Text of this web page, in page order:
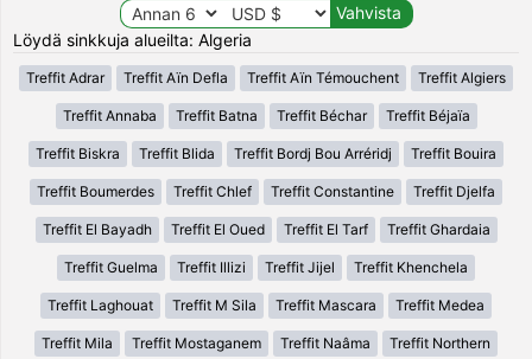
Löydä sinkkuja alueilta: Algeria
Treffit Adrar Treffit Aïn Defla Treffit Aïn Témouchent Treffit Algiers
Treffit Annaba Treffit Batna Treffit Béchar Treffit Béjaïa
Treffit Biskra Treffit Blida Treffit Bordj Bou Arréridj Treffit Bouira
Treffit Boumerdes Treffit Chlef Treffit Constantine Treffit Djelfa
Treffit El Bayadh Treffit El Oued Treffit El Tarf Treffit Ghardaia
Treffit Guelma Treffit Illizi Treffit Jijel Treffit Khenchela
Treffit Laghouat Treffit M Sila Treffit Mascara Treffit Medea
Treffit Mila Treffit Mostaganem Treffit Naâma Treffit Northern